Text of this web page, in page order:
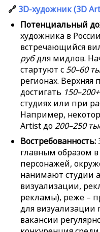
🔗 3D-художник (3D
Потенциальный
художника в
встречающийся
рубдля мидлов.
стартуют с 50–60
регионах. Верхняя
достигать
студиях или при
Например,
Artist до200–250
Востребованность:
главным образом
персонажей,
нанимают студии
визуализации,
рекламы), реже –
для визуализации
вакансии